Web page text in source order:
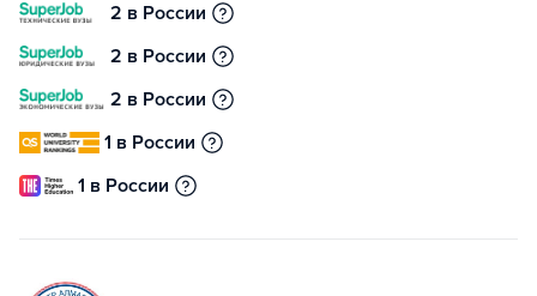
2 в России
2 в России
2 в России
1 в России
1 в России